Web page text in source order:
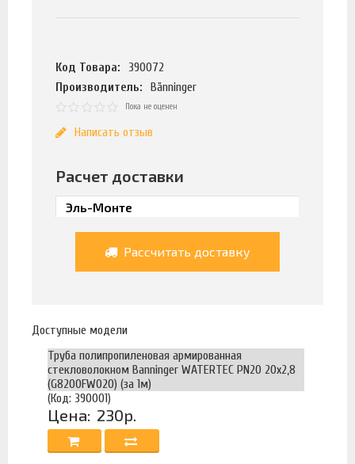
Код Товара:
390072
Производитель:
Bänninger
Пока не оценен
Написать отзыв
Расчет доставки
Рассчитать доставку
Доступные модели
Труба полипропиленовая армированная
стекловолокном Banninger WATERTEC PN20 20х2,8
(G8200FW020) (за 1м)
(Код: 390001)
Цена: 230р.